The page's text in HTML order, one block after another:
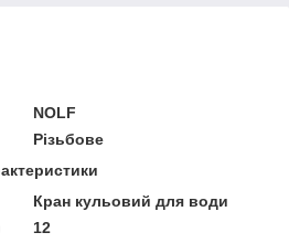
NOLF
Різьбове
Кран кульовий для води
12